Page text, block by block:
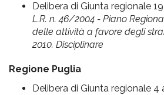
Delibera di Giunta regionale
L.R. n. 46/2004 - Piano
delle attività a favore degli
2010. Disciplinare
Regione Puglia
Delibera di Giunta regionale 4